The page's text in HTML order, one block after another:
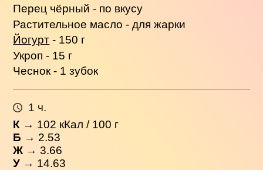
Перец чёрный - по вкусу
Растительное масло - для жарки
Йогурт - 150 г
Укроп - 15 г
Чеснок - 1 зубок
1 ч.
К → 102 кКал / 100 г
Б → 2.53
Ж → 3.66
У → 14.63